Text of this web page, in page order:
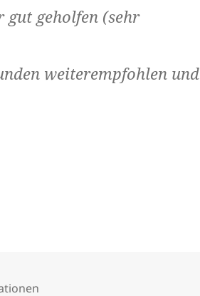
geholfen (sehr
weiterempfohlen und